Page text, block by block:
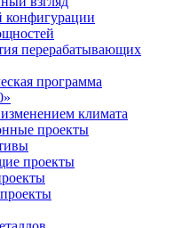
конфигурации
перерабатывающих
программа
климата
проекты
проекты